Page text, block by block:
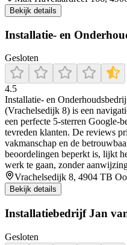
Bekijk details
Installatie- en
Gesloten
4.5
Installatie‑ en
(Vrachelsedijk 8) is een
een perfecte 5‑sterren
tevreden klanten. De reviews
vakmanschap en de
beoordelingen beperkt is, lijkt
werk te gaan, zonder
Vrachelsedijk 8, 4904 TB
Bekijk details
Installatiebedrijf Jan
Gesloten